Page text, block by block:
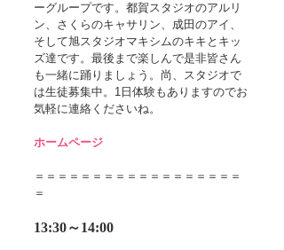
ーグループです。都賀スタジオのアルリ
ン、さくらのキャサリン、成田のアイ、
そして旭スタジオマキシムのキキとキッ
ズ達です。最後まで楽しんで是非皆さん
も一緒に踊りましょう。尚、スタジオで
は生徒募集中。1日体験もありますのでお
気軽に連絡くださいね。
ホームページ
＝＝＝＝＝＝＝＝＝＝＝＝＝＝＝＝＝＝
＝
13:30～14:00